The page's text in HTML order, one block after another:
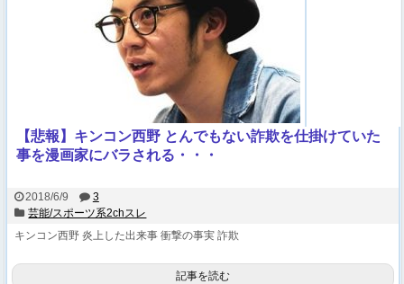
【悲報】キンコン西野 とんでもない詐欺を仕掛けていた
事を漫画家にバラされる・・・
2018/6/9
3
芸能/スポーツ系2chスレ
キンコン西野 炎上した出来事 衝撃の事実 詐欺
記事を読む